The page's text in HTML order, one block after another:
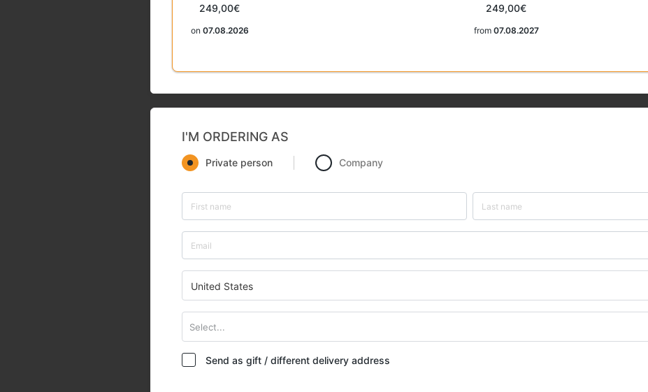
249,00€
on 07.08.2026
249,00€
from 07.08.2027
I'M ORDERING AS
Private person Company
United States
Select...
Send as gift / different delivery address